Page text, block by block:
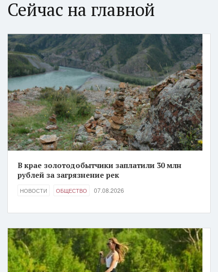
Сейчас на главной
В крае золотодобытчики заплатили 30 млн
рублей за загрязнение рек
НОВОСТИ ОБЩЕСТВО 07.08.2026